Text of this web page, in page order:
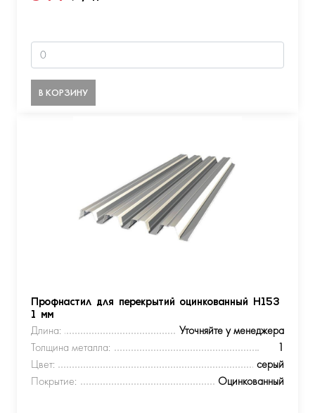
В КОРЗИНУ
Профнастил для перекрытий оцинкованный Н153
1 мм
Длина:
Уточняйте у менеджера
Толщина металла:
1
Цвет:
серый
Покрытие:
Оцинкованный